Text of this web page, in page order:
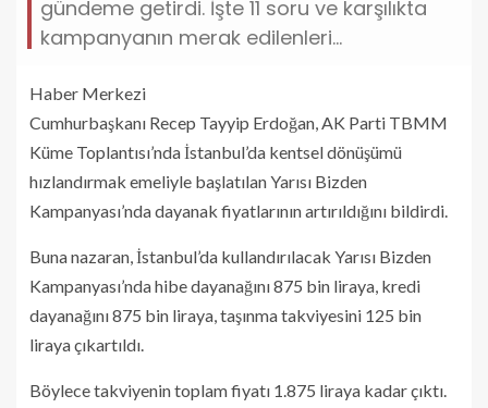
gündeme getirdi. İşte 11 soru ve karşılıkta
kampanyanın merak edilenleri...
Haber Merkezi
Cumhurbaşkanı Recep Tayyip Erdoğan, AK Parti TBMM
Küme Toplantısı’nda İstanbul’da kentsel dönüşümü
hızlandırmak emeliyle başlatılan Yarısı Bizden
Kampanyası’nda dayanak fiyatlarının artırıldığını bildirdi.
Buna nazaran, İstanbul’da kullandırılacak Yarısı Bizden
Kampanyası’nda hibe dayanağını 875 bin liraya, kredi
dayanağını 875 bin liraya, taşınma takviyesini 125 bin
liraya çıkartıldı.
Böylece takviyenin toplam fiyatı 1.875 liraya kadar çıktı.